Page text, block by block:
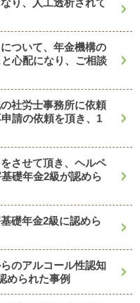
り、人工透析されて
ついて、年金機構の
心配になり、ご相談
社労士事務所に依頼
請の依頼を頂き、1
させて頂き、ヘルペ
礎年金2級が認めら
礎年金2級に認めら
のアルコール性認知
められた事例